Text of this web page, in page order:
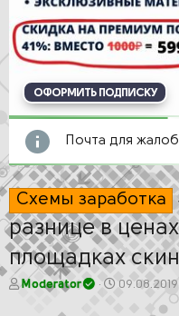
ОФОРМИТЬ ПОДПИСКУ
Почта для
Схемы заработка
разнице в
площадках
АModerator
Д
09.08.2019